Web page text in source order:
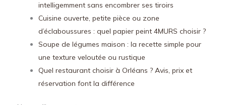
intelligemment sans encombrer ses tiroirs
Cuisine ouverte, petite pièce ou zone
d’éclaboussures : quel papier peint 4MURS choisir ?
Soupe de légumes maison : la recette simple pour
une texture veloutée ou rustique
Quel restaurant choisir à Orléans ? Avis, prix et
réservation font la différence